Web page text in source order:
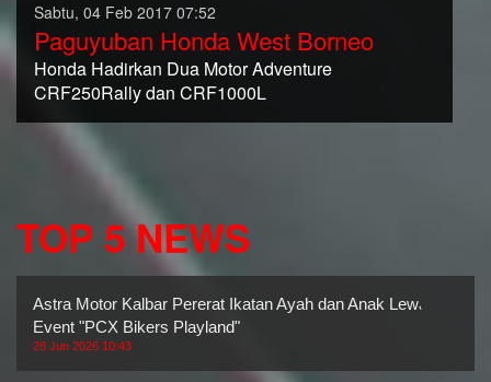
Sabtu, 04 Feb 2017 07:52
Paguyuban Honda West Borneo
Honda Hadirkan Dua Motor Adventure
CRF250Rally dan CRF1000L
TOP 5 NEWS
Astra Motor Kalbar Pererat Ikatan Ayah dan Anak Lewat
Event "PCX Bikers Playland"
28 Jun 2026 10:43